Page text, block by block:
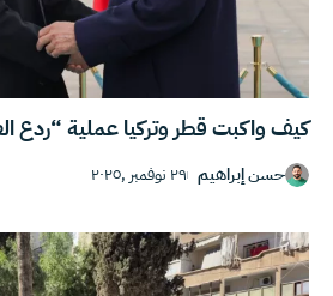
كيف واكبت قطر وتركيا عملية “ردع
حسن إبراهيم ٢٩ نوفمبر ,٢٠٢٥